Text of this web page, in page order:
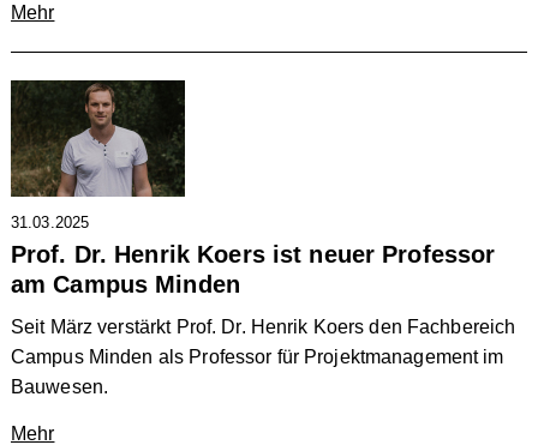
Mehr
31.03.2025
Prof. Dr. Henrik Koers ist neuer Professor
am Campus Minden
Seit März verstärkt Prof. Dr. Henrik Koers den Fachbereich
Campus Minden als Professor für Projektmanagement im
Bauwesen.
Mehr